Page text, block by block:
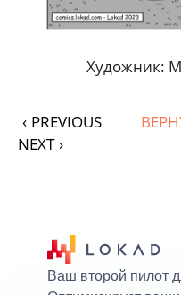
Художник:
‹ PREVIOUS
NEXT ›
Ваш второй пилот